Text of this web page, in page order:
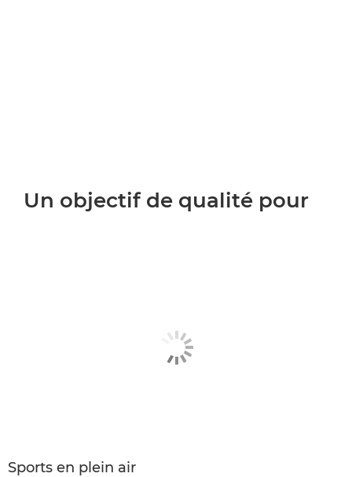
Un objectif de qualité pour
Sports en plein air